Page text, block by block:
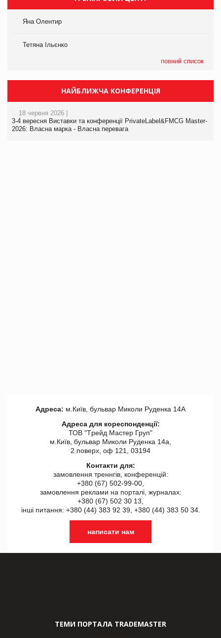
Яна Олентир
Тетяна Ільєнко
повний список
НАЙБЛИЖЧА КОНФЕРЕНЦІЯ
18 червня 2026 |
3-4 вересня Виставки та конференції PrivateLabel&FMCG Master-
2026: Власна марка - Власна перевага
Адреса: м.Київ, бульвар Миколи Руденка 14А
Адреса для кореспонденції:
ТОВ "Tрейд Мастер Груп"
м.Київ, бульвар Миколи Руденка 14а,
2 поверх, оф 121, 03194
Контакти для:
замовлення треннгів, конференцій:
+380 (67) 502-99-00,
замовлення реклами на порталі, журналах:
+380 (67) 502 30 13,
інші питання: +380 (44) 383 92 39, +380 (44) 383 50 34.
написати нам
ТЕМИ ПОРТАЛА TRADEMASTER